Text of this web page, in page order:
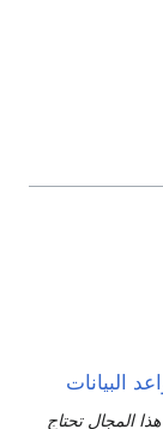
البيانات
المجال تحتاج